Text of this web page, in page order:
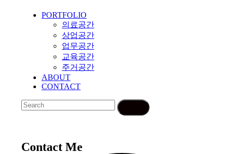
PORTFOLIO
의료공간
상업공간
업무공간
교육공간
주거공간
ABOUT
CONTACT
Contact Me